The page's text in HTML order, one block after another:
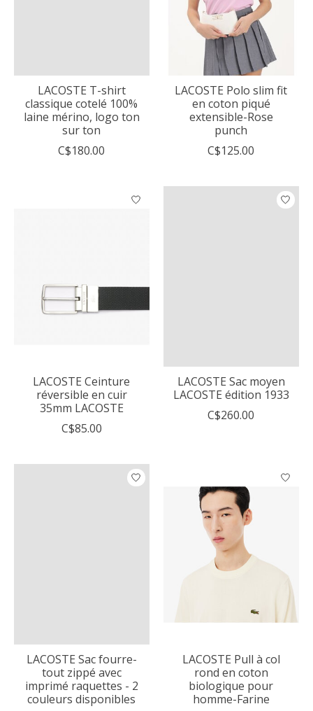
LACOSTE T-shirt
classique cotelé 100%
laine mérino, logo ton
sur ton
C$180.00
LACOSTE Polo slim fit
en coton piqué
extensible-Rose
punch
C$125.00
LACOSTE Ceinture
réversible en cuir
35mm LACOSTE
C$85.00
LACOSTE Sac moyen
LACOSTE édition 1933
C$260.00
LACOSTE Sac fourre-
tout zippé avec
imprimé raquettes - 2
couleurs disponibles
LACOSTE Pull à col
rond en coton
biologique pour
homme-Farine